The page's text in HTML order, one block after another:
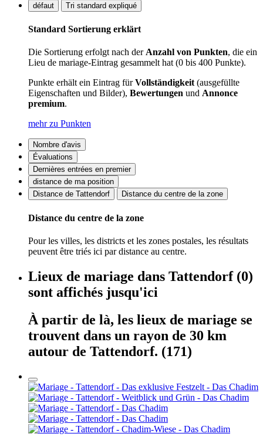
défaut Tri standard expliqué
Standard Sortierung erklärt
Die Sortierung erfolgt nach derAnzahl von Punkten, die ein
Lieu de mariage-Eintrag gesammelt hat (0 bis 400 Punkte).
Punkte erhält ein Eintrag fürVollständigkeit(ausgefüllte
Eigenschaften und Bilder), Bewertungen und Annonce
premium.
mehr zu Punkten
Nombre d'avis
Évaluations
Dernières entrées en premier
distance de ma position
Distance de Tattendorf
Distance du centre de la zone
Distance du centre de la zone
Pour les villes, les districts et les zones postales, les résultats
peuvent être triés ici par distance au centre.
Lieux de mariage dans Tattendorf (0)
sont affichés jusqu'ici
À partir de là, les lieux de mariage se
trouvent dans un rayon de 30 km
autour de Tattendorf. (171)